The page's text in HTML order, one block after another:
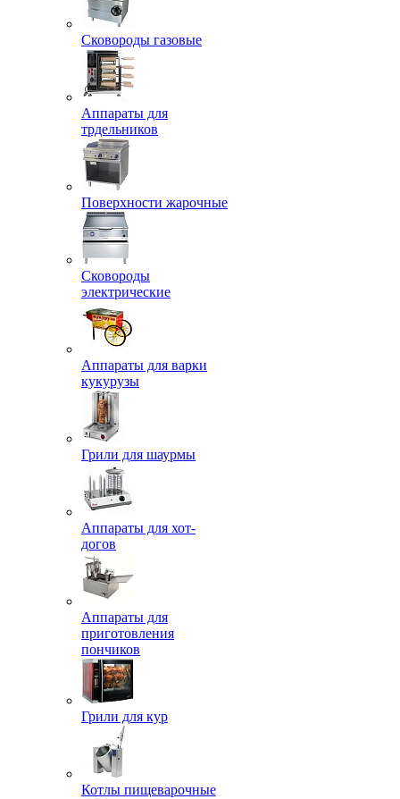
Сковороды газовые
Аппараты для
трдельников
Поверхности жарочные
Сковороды
электрические
Аппараты для варки
кукурузы
Грили для шаурмы
Аппараты для хот-
догов
Аппараты для
приготовления
пончиков
Грили для кур
Котлы пищеварочные